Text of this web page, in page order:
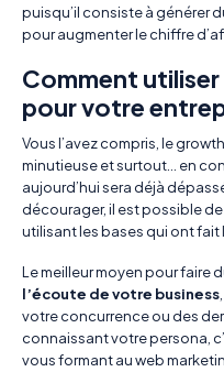
puisqu’il consiste à générer
pour augmenter le chiffre
Comment
pour votre
Vous l’avez compris, le
minutieuse et surtout… en
aujourd’hui sera déjà
décourager, il est possible
utilisant les bases qui ont fait
Le meilleur moyen pour faire
l’écoute de votre business
votre concurrence ou des
connaissant votre persona,
vous formant au web